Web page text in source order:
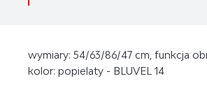
wymiary: 54/63/86/47 cm, funkcja
kolor: popielaty - BLUVEL 14